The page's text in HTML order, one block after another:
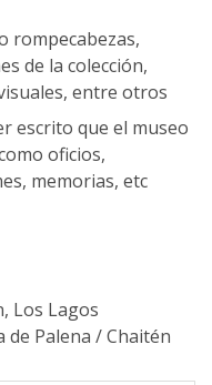
rompecabezas,
de la colección,
entre otros
escrito que el museo
oficios,
memorias, etc
Los Lagos
de Palena /Chaitén